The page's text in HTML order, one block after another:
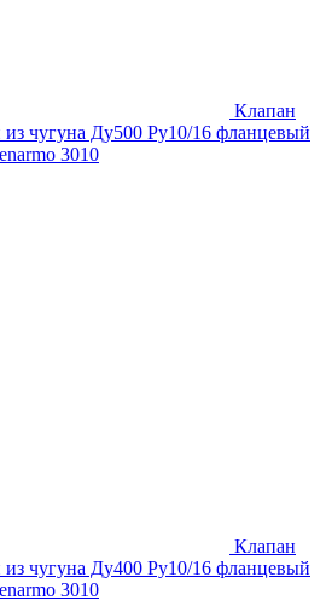
Клапан
чугуна Ду500 Ру10/16 фланцевый
3010
Клапан
чугуна Ду400 Ру10/16 фланцевый
3010